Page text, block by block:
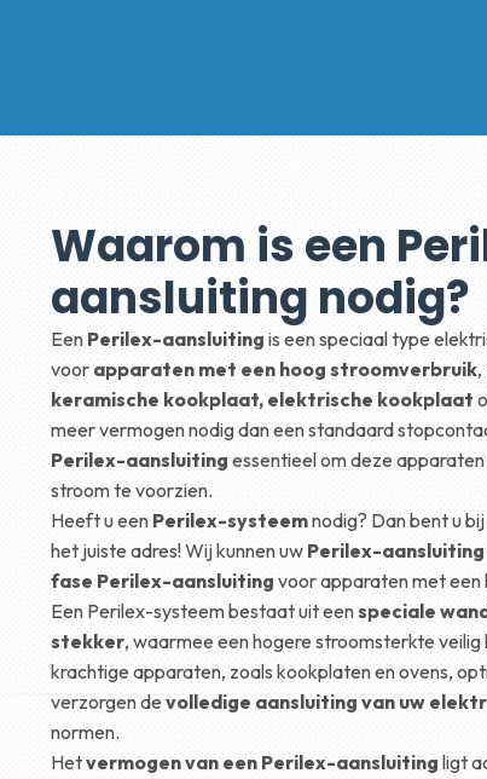
Waarom is een
aansluiting nodig?
Een Perilex-aansluiting is een speciaal type
voor apparaten met een hoog stroomverbruik
keramische kookplaat, elektrische kookplaat
meer vermogen nodig dan een standaard
Perilex-aansluiting essentieel om deze
stroom te voorzien.
Heeft u een Perilex-systeemnodig? Dan bent u bij
het juiste adres! Wij kunnen uw Perilex-aansluiting
fase Perilex-aansluiting voor apparaten met
Een Perilex-systeem bestaat uit eenspeciale
stekker, waarmee een hogere stroomsterkte
krachtige apparaten, zoals kookplaten en ovens,
verzorgen de volledige aansluiting van uw
normen.
Hetvermogen van een Perilex-aansluiting ligt